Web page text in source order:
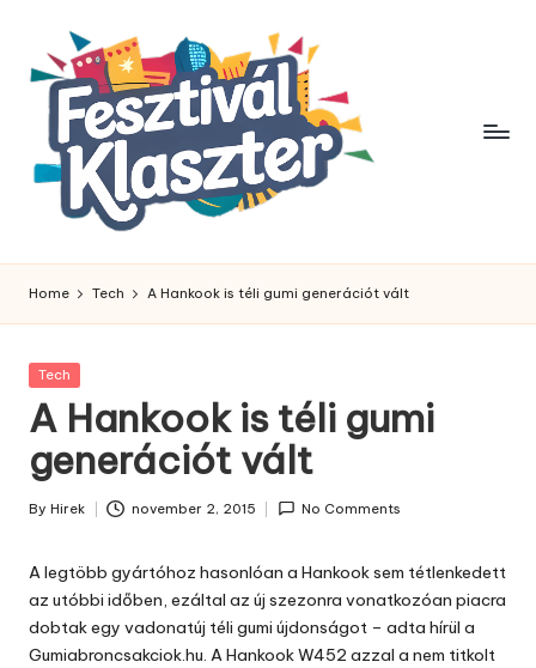
content
Home Tech A Hankook is téli gumi generációt vált
Posted
Tech
A Hankook is téli gumi
generációt vált
Posted
By Hirek november 2, 2015 No Comments
A legtöbb gyártóhoz hasonlóan a Hankook sem tétlenkedett
az utóbbi időben, ezáltal az új szezonra vonatkozóan piacra
dobtak egy vadonatúj téli gumi újdonságot – adta hírül a
Gumiabroncsakciok.hu. A Hankook W452 azzal a nem titkolt